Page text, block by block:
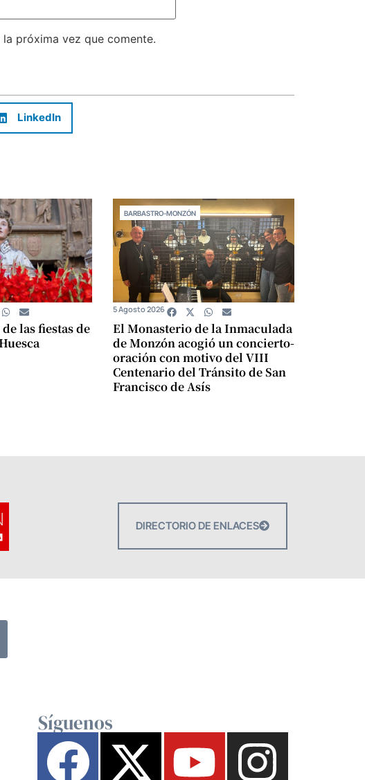
próxima vez que comente.
LinkedIn
las fiestas de
BARBASTRO-MONZÓN
El Monasterio de la Inmaculada
de Monzón acogió un concierto-
oración con motivo del VIII
Centenario del Tránsito de San
Francisco de Asís
5 Agosto 2026
DIRECTORIO DE ENLACES
Síguenos